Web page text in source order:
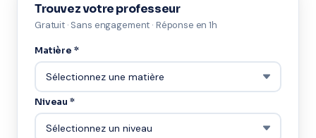
Trouvez votre professeur
Gratuit · Sans engagement · Réponse en 1h
Matière *
Niveau *